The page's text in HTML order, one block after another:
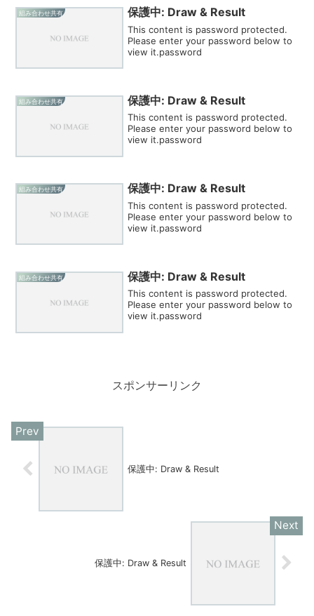
組み合わせ共有 保護中: Draw & Result
This content is password protected.
Please enter your password below to
view it.password
組み合わせ共有 保護中: Draw & Result
This content is password protected.
Please enter your password below to
view it.password
組み合わせ共有 保護中: Draw & Result
This content is password protected.
Please enter your password below to
view it.password
組み合わせ共有 保護中: Draw & Result
This content is password protected.
Please enter your password below to
view it.password
スポンサーリンク
保護中: Draw & Result
保護中: Draw & Result